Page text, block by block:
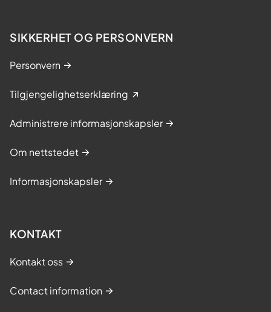
SIKKERHET OG PERSONVERN
Personvern
Tilgjengelighetserklæring
Administrere informasjonskapsler
Om nettstedet
Informasjonskapsler
KONTAKT
Kontakt oss
Contact information